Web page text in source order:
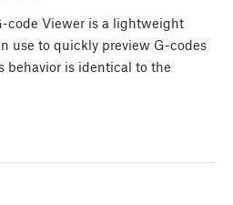
code Viewer is a lightweight
use to quickly preview G-codes
behavior is identical to the